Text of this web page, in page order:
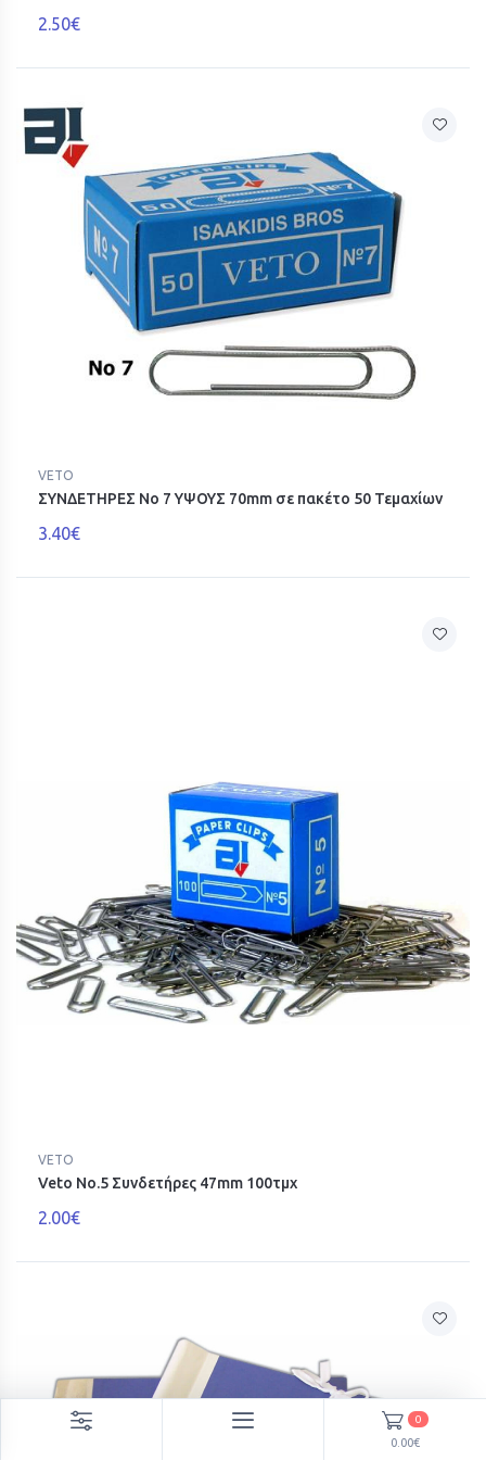
2.50€
VETO
ΣΥΝΔΕΤΗΡΕΣ Νο 7 ΥΨΟΥΣ 70mm σε πακέτο 50 Τεμαχίων
3.40€
VETO
Veto No.5 Συνδετήρες 47mm 100τμχ
2.00€
0
0.00€